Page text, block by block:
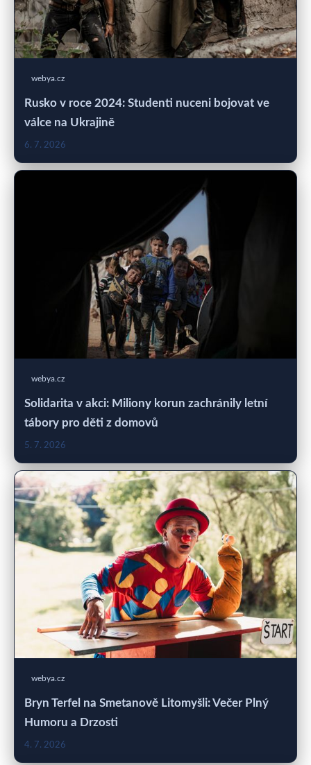
webya.cz
Rusko v roce 2024: Studenti nuceni bojovat ve
válce na Ukrajině
6. 7. 2026
webya.cz
Solidarita v akci: Miliony korun zachránily letní
tábory pro děti z domovů
5. 7. 2026
webya.cz
Bryn Terfel na Smetanově Litomyšli: Večer Plný
Humoru a Drzosti
4. 7. 2026